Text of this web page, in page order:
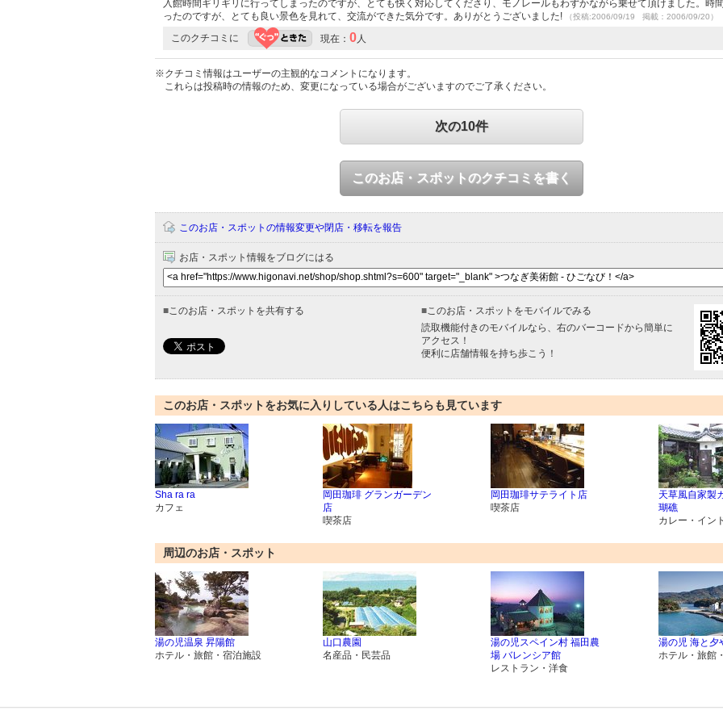
入館時間ギリギリに行ってしまったのですが、とても快く対応してくださり、モノレールもわずかながら乗せて頂けました。時
ったのですが、とても良い景色を見れて、交流ができた気分です。ありがとうございました!
（投稿:2006/09/19 掲載：2006/09/20）
このクチコミに 現在： 0 人
※クチコミ情報はユーザーの主観的なコメントになります。
これらは投稿時の情報のため、変更になっている場合がございますのでご了承ください。
次の10件
このお店・スポットのクチコミを書く
このお店・スポットの情報変更や閉店・移転を報告
お店・スポット情報をブログにはる
■ このお店・スポットを共有する ■ このお店・スポットをモバイルでみる
読取機能付きのモバイルなら、右のバーコードから簡単に
アクセス！
便利に店舗情報を持ち歩こう！
このお店・スポットをお気に入りしている人はこちらも見ています
Sha ra ra
カフェ
岡田珈琲 グランガーデン
店
喫茶店
岡田珈琲サテライト店
喫茶店
天草風自家製
瑚礁
カレー・イン
周辺のお店・スポット
湯の児温泉 昇陽館
ホテル・旅館・宿泊施設
山口農園
名産品・民芸品
湯の児スペイン村 福田農
場 バレンシア館
レストラン・洋食
湯の児 海と夕
ホテル・旅館